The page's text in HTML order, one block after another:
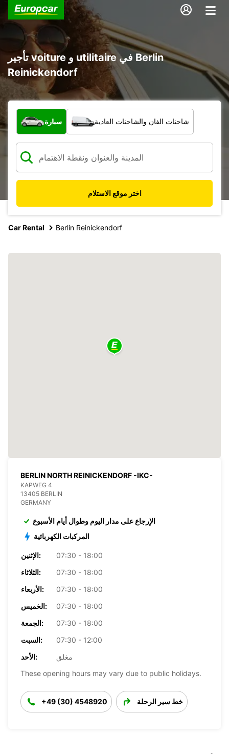
تأجير voiture و utilitaire في Berlin
Reinickendorf
ما نوع المركبة؟
سيارة شاحنات الفان والشاحنات العادية
اختر موقع الاستلام
Car Rental Berlin Reinickendorf
BERLIN NORTH REINICKENDORF -IKC-
KAPWEG 4
13405 BERLIN
GERMANY
الإرجاع على مدار اليوم وطوال أيام الأسبوع
المركبات الكهربائية
الإثنين:
07:30 - 18:00
الثلاثاء:
07:30 - 18:00
الأربعاء:
07:30 - 18:00
الخميس:
07:30 - 18:00
الجمعة:
07:30 - 18:00
السبت:
07:30 - 12:00
الأحد:
مغلق
These opening hours may vary due to public holidays.
+49 (30) 4548920 خط سير الرحلة